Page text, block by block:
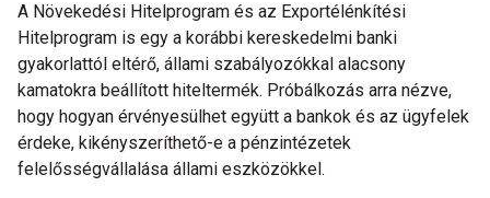
A Növekedési Hitelprogram és az Exportélénkítési
Hitelprogram is egy a korábbi kereskedelmi banki
gyakorlattól eltérő, állami szabályozókkal alacsony
kamatokra beállított hiteltermék. Próbálkozás arra nézve,
hogy hogyan érvényesülhet együtt a bankok és az ügyfelek
érdeke, kikényszeríthető-e a pénzintézetek
felelősségvállalása állami eszközökkel.